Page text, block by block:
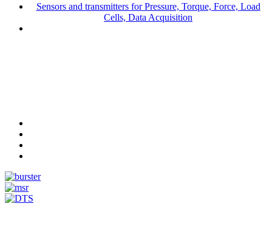
Sensors and transmitters for Pressure, Torque, Force, Load
Cells, Data Acquisition